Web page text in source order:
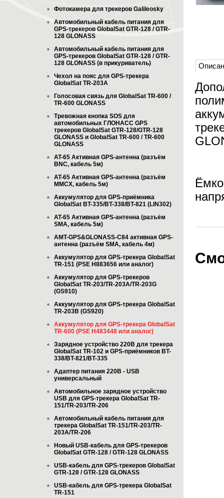
Фотокамера для трекеров Galileosky
Автомобильный кабель питания для
GPS-трекеров GlobalSat GTR-128 / GTR-
128 GLONASS
Автомобильный кабель питания для
GPS-трекеров GlobalSat GTR-128 / GTR-
128 GLONASS (в прикуриватель)
Чехол на пояс для GPS-трекера
GlobalSat TR-203A
Голосовая связь для GlobalSat TR-600 /
TR-600 GLONASS
Тревожная кнопка SOS для
автомобильных ГЛОНАСС GPS
трекеров GlobalSat GTR-128/GTR-128
GLONASS и GlobalSat TR-600 / TR-600
GLONASS
AT-65 Активная GPS-антенна (разъём
BNC, кабель 5м)
AT-65 Активная GPS-антенна (разъём
MMCX, кабель 5м)
Аккумулятор для GPS-приёмника
GlobalSat BT-335/BT-338/BT-821 (LIN302)
AT-65 Активная GPS-антенна (разъём
SMA, кабель 5м)
AMT-GPS&GLONASS-C84 активная GPS-
антенна (разъём SMA, кабель 4м)
Аккумулятор для GPS-трекера GlobalSat
TR-151 (PSE H883656 или аналог)
Аккумулятор для GPS-трекеров
GlobalSat TR-203/TR-203A/TR-203G
(GS910)
Аккумулятор для GPS-трекера GlobalSat
TR-203B (GS920)
Аккумулятор для GPS-трекера GlobalSat
TR-600 (PSE H483448 или аналог)
Зарядное устройство 220В для трекера
GlobalSat TR-102 и GPS-приёмников BT-
338/BT-821/BT-335
Адаптер питания 220В - USB
универсальный
Автомобильное зарядное устройство
USB для GPS-трекера GlobalSat TR-
151/TR-203/TR-206
Автомобильный кабель питания для
трекера GlobalSat TR-151/TR-203/TR-
203A/TR-206
Новый USB-кабель для GPS-трекеров
GlobalSat GTR-128 / GTR-128 GLONASS
USB-кабель для GPS-трекеров GlobalSat
GTR-128 / GTR-128 GLONASS
USB-кабель для GPS-трекера GlobalSat
TR-151